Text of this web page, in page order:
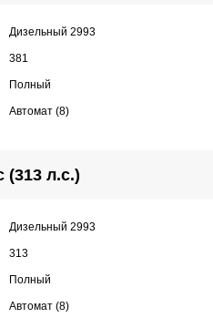
Дизельный 2993
381
Полный
Автомат (8)
(313 л.с.)
Дизельный 2993
313
Полный
Автомат (8)